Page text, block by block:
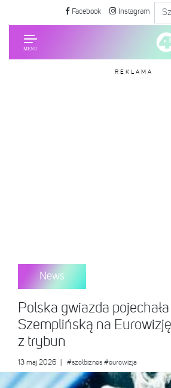
Facebook Instagram
REKLAMA
News
Polska gwiazda
Szemplińską na
z trybun
13 maj 2026 #szołbiznes #eurowizja